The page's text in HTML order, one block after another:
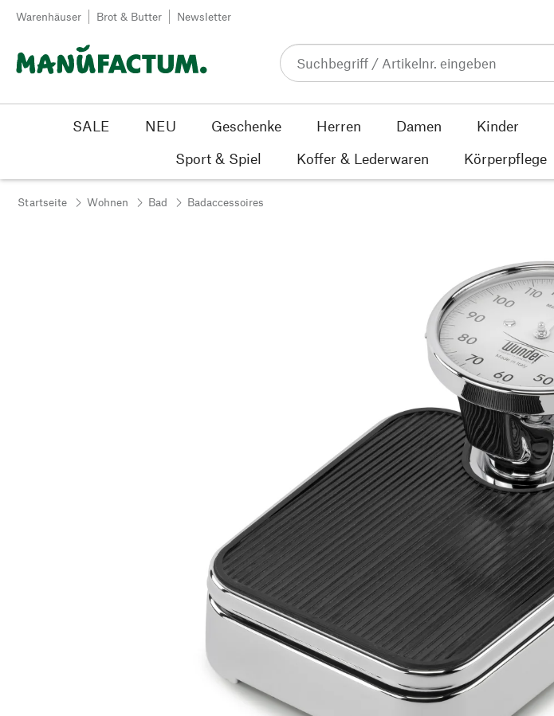
Zum Inhalt springen
Warenhäuser Brot & Butter Newsletter
SALE NEU Geschenke Herren Damen Kinder
Sport & Spiel
Koffer & Lederwaren Körperpflege
Startseite Wohnen Bad Badaccessoires